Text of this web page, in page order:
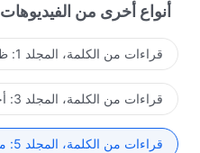
أنواع أخرى من الفيديوهات
قراءات من الكلمة، المجلد 1: ظهور الله وعمله
قراءات من الكلمة، المجلد 3: أحاديث مسيح الأيام الأخيرة
قراءات من الكلمة، المجلد 5: مسؤوليات القادة والعاملين